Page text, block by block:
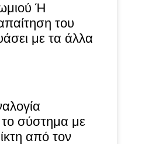
Ή
του
με τα άλλα
σύστημα με
από τον